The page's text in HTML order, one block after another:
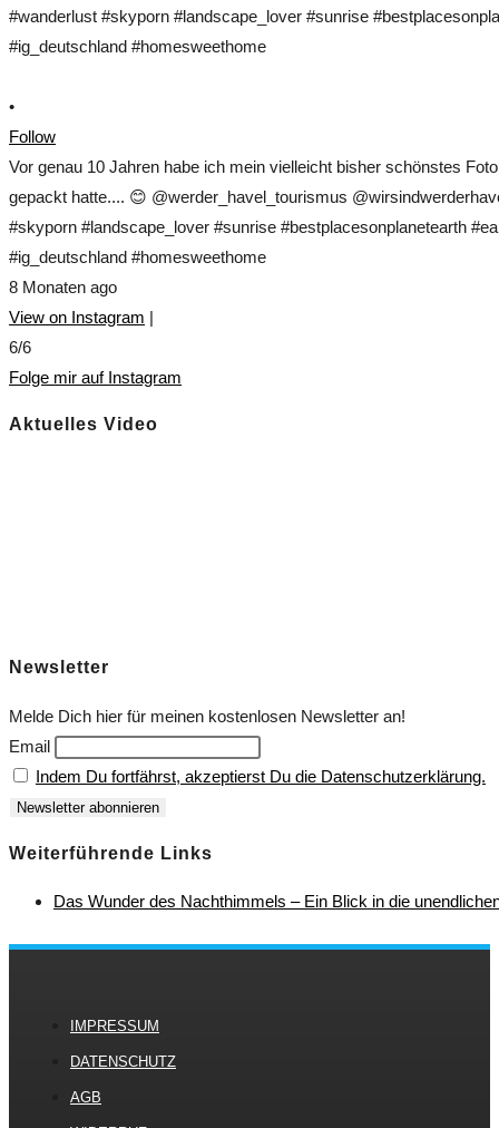
•
Follow
Vor genau 10 Jahren habe ich mein vielleicht bisher schönstes
gepackt hatte.... 😊 @werder_havel_tourismus
#skyporn #landscape_lover #sunrise #bestplacesonplanetearth
#ig_deutschland #homesweethome
8 Monaten ago
View on Instagram |
6/6
Folge mir auf Instagram
Aktuelles Video
Newsletter
Melde Dich hier für meinen kostenlosen Newsletter an!
Email
Indem Du fortfährst, akzeptierst Du die Datenschutzerklärung.
Weiterführende Links
Das Wunder des Nachthimmels – Ein Blick in die
IMPRESSUM
DATENSCHUTZ
AGB